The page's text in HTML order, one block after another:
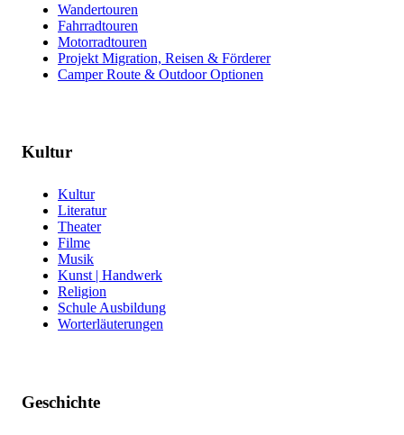
Wandertouren
Fahrradtouren
Motorradtouren
Projekt Migration, Reisen & Förderer
Camper Route & Outdoor Optionen
Kultur
Kultur
Literatur
Theater
Filme
Musik
Kunst | Handwerk
Religion
Schule Ausbildung
Worterläuterungen
Geschichte